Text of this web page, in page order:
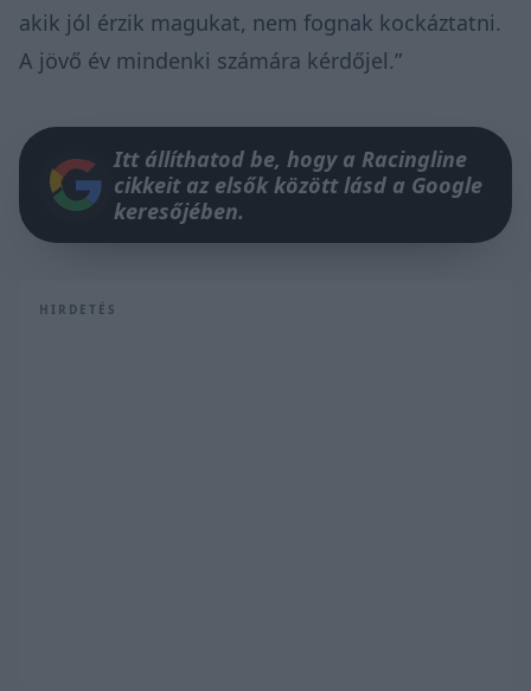
akik jól érzik magukat, nem fognak kockáztatni.
A jövő év mindenki számára kérdőjel.”
Itt állíthatod be, hogy a Racingline
cikkeit az elsők között lásd a Google
keresőjében.
HIRDETÉS